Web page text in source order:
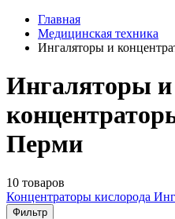
Главная
Медицинская техника
Ингаляторы и
Ингаляторы и
Перми
10 товаров
Концентраторы кислорода
Фильтр